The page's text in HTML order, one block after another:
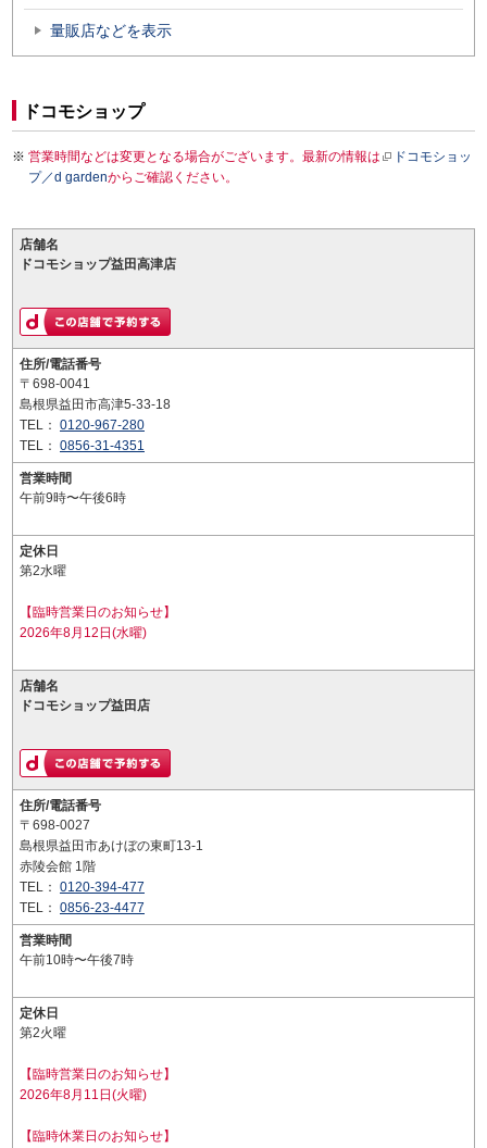
量販店などを表示
ドコモショップ
営業時間などは変更となる場合がございます。最新の情報は
ドコモショッ
プ／d gardenからご確認ください。
店舗名
ドコモショップ益田高津店
住所/電話番号
〒698-0041
島根県益田市高津5-33-18
TEL： 0120-967-280
TEL： 0856-31-4351
営業時間
午前9時〜午後6時
定休日
第2水曜
【臨時営業日のお知らせ】
2026年8月12日(水曜)
店舗名
ドコモショップ益田店
住所/電話番号
〒698-0027
島根県益田市あけぼの東町13-1
赤陵会館 1階
TEL： 0120-394-477
TEL： 0856-23-4477
営業時間
午前10時〜午後7時
定休日
第2火曜
【臨時営業日のお知らせ】
2026年8月11日(火曜)
【臨時休業日のお知らせ】